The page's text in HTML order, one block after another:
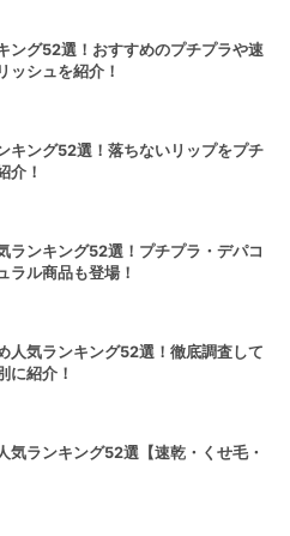
ング52選！おすすめのプチプラや速
ッシュを紹介！
キング52選！落ちないリップをプチ
介！
ランキング52選！プチプラ・デパコ
ラル商品も登場！
人気ランキング52選！徹底調査して
に紹介！
気ランキング52選【速乾・くせ毛・